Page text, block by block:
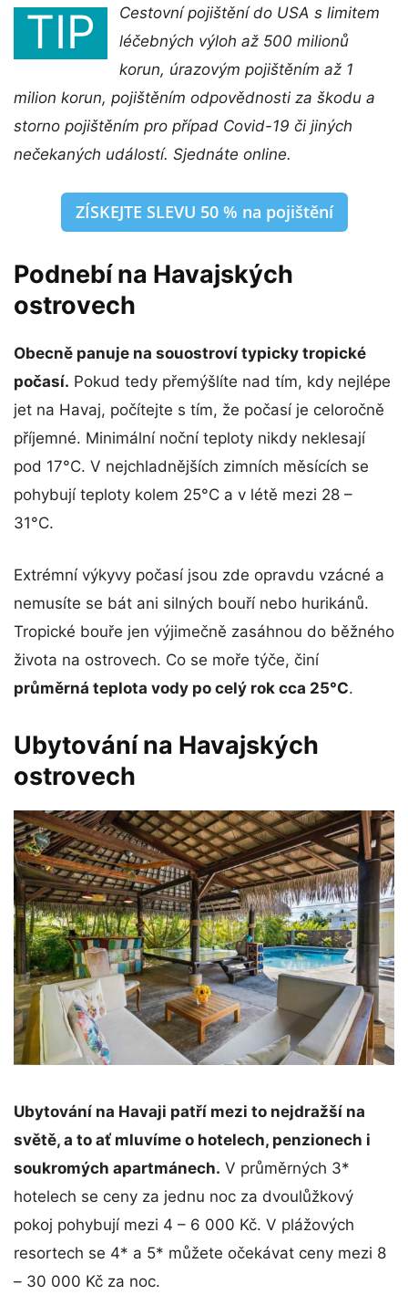
TIP
Cestovní pojištění do USA s limitem
léčebných výloh až 500 milionů
korun, úrazovým pojištěním až 1
milion korun, pojištěním odpovědnosti za škodu a
storno pojištěním pro případ Covid-19 či jiných
nečekaných událostí. Sjednáte online.
ZÍSKEJTE SLEVU 50 % na pojištění
Podnebí na Havajských
ostrovech
Obecně panuje na souostroví typicky tropické
počasí. Pokud tedy přemýšlíte nad tím, kdy nejlépe
jet na Havaj, počítejte s tím, že počasí je celoročně
příjemné. Minimální noční teploty nikdy neklesají
pod 17°C. V nejchladnějších zimních měsících se
pohybují teploty kolem 25°C a v létě mezi 28 –
31°C.
Extrémní výkyvy počasí jsou zde opravdu vzácné a
nemusíte se bát ani silných bouří nebo hurikánů.
Tropické bouře jen výjimečně zasáhnou do běžného
života na ostrovech. Co se moře týče, činí
průměrná teplota vody po celý rok cca 25°C.
Ubytování na Havajských
ostrovech
Ubytování na Havaji patří mezi to nejdražší na
světě, a to ať mluvíme o hotelech, penzionech i
soukromých apartmánech. V průměrných 3*
hotelech se ceny za jednu noc za dvoulůžkový
pokoj pohybují mezi 4 – 6 000 Kč. V plážových
resortech se 4* a 5* můžete očekávat ceny mezi 8
– 30 000 Kč za noc.